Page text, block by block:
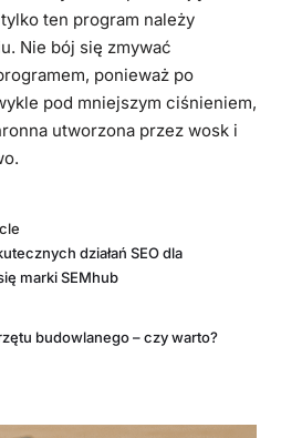
ten program należy
Nie bój się zmywać
ponieważ po
pod mniejszym ciśnieniem,
utworzona przez wosk i
działań SEO dla
marki SEMhub
budowlanego – czy warto?